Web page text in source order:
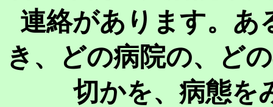
連絡があります。あ
き、どの病院の、ど
切かを、病態を